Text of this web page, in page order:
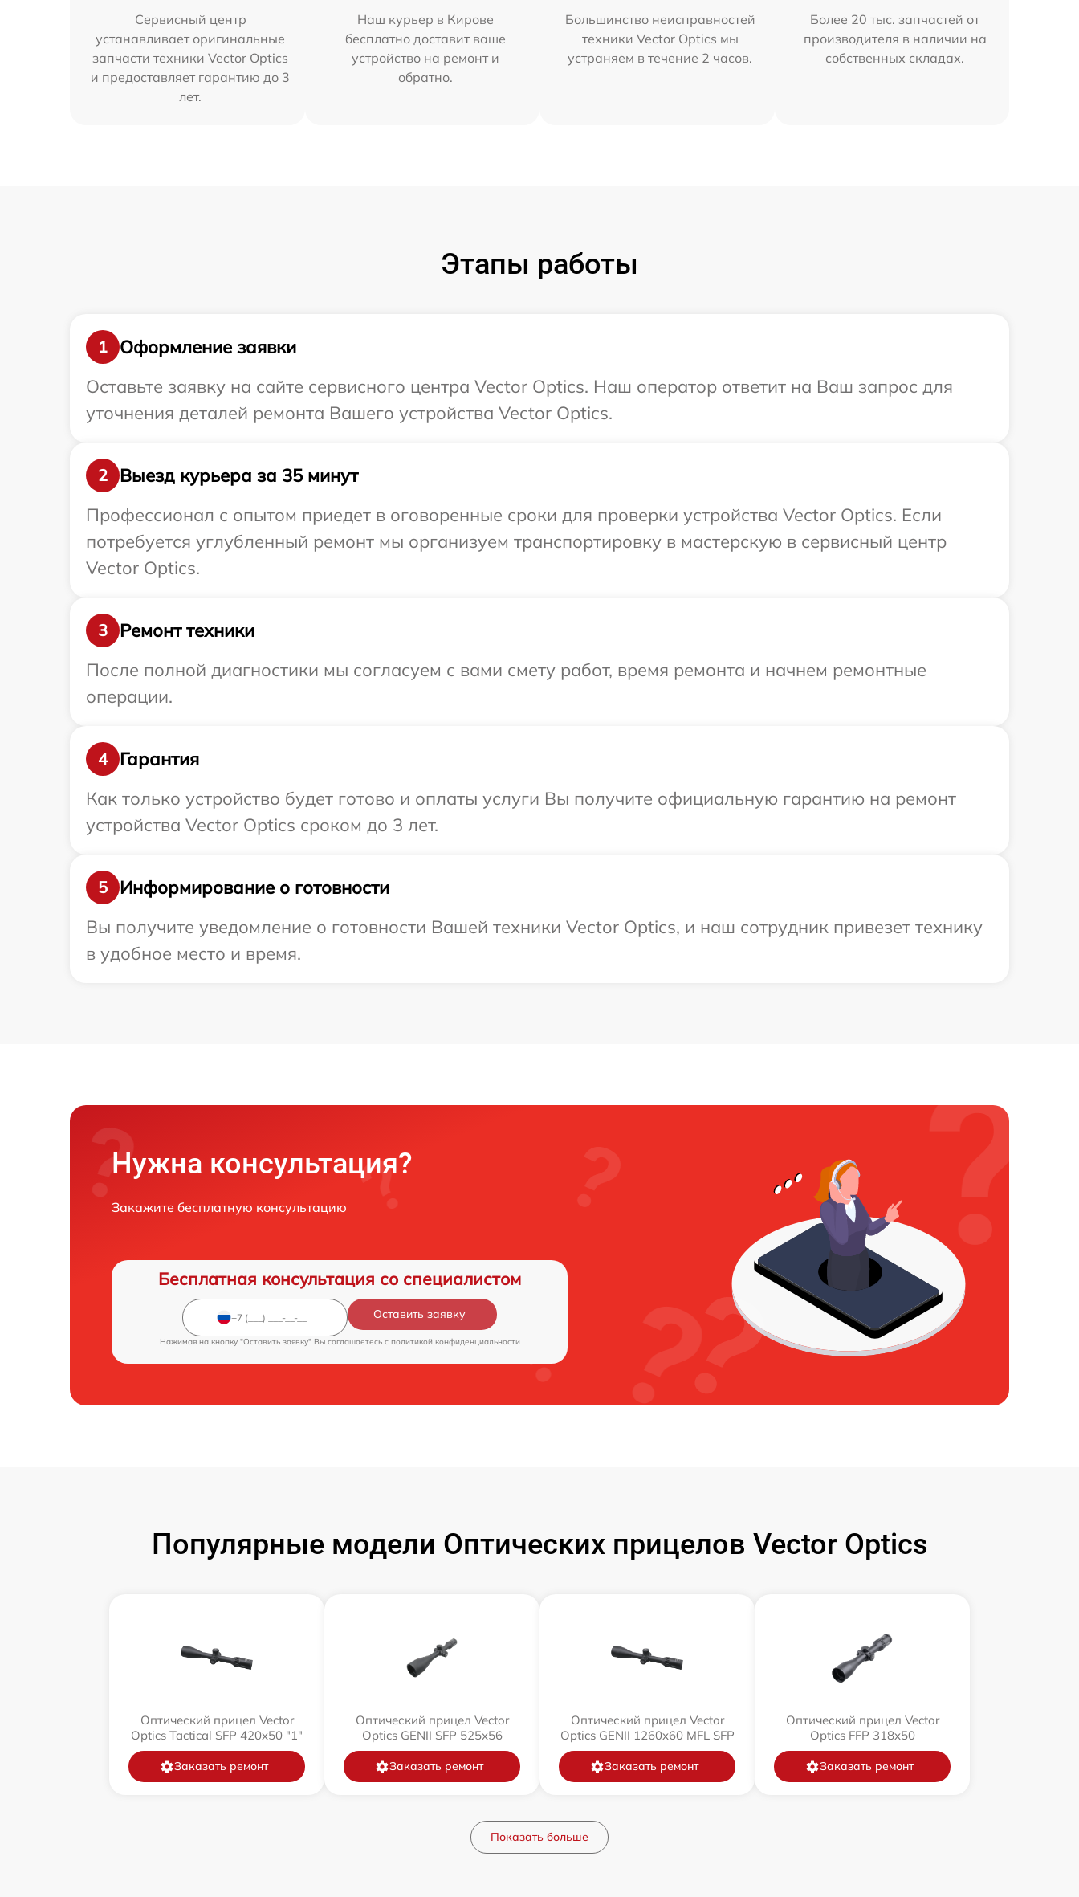
Сервисный центр
устанавливает оригинальные
запчасти техники Vector Optics
и предоставляет гарантию до 3
лет.
Наш курьер в Кирове
бесплатно доставит ваше
устройство на ремонт и
обратно.
Большинство неисправностей
техники Vector Optics мы
устраняем в течение 2 часов.
Более 20 тыс. запчастей от
производителя в наличии на
собственных складах.
Этапы работы
1
Оформление заявки
Оставьте заявку на сайте сервисного центра Vector Optics. Наш оператор ответит на Ваш запрос для
уточнения деталей ремонта Вашего устройства Vector Optics.
2
Выезд курьера за 35 минут
Профессионал с опытом приедет в оговоренные сроки для проверки устройства Vector Optics. Если
потребуется углубленный ремонт мы организуем транспортировку в мастерскую в сервисный центр
Vector Optics.
3
Ремонт техники
После полной диагностики мы согласуем с вами смету работ, время ремонта и начнем ремонтные
операции.
4
Гарантия
Как только устройство будет готово и оплаты услуги Вы получите официальную гарантию на ремонт
устройства Vector Optics сроком до 3 лет.
5
Информирование о готовности
Вы получите уведомление о готовности Вашей техники Vector Optics, и наш сотрудник привезет технику
в удобное место и время.
Нужна консультация?
Закажите бесплатную консультацию
Бесплатная консультация со специалистом
Оставить заявку
Нажимая на кнопку "Оставить заявку" Вы соглашаетесь c политикой конфиденциальности
Популярные модели Оптических прицелов Vector Optics
Оптический прицел Vector
Optics Tactical SFP 420x50 "1"
Заказать ремонт
Оптический прицел Vector
Optics GENII SFP 525x56
Заказать ремонт
Оптический прицел Vector
Optics GENII 1260x60 MFL SFP
Заказать ремонт
Оптический прицел Vector
Optics FFP 318x50
Заказать ремонт
Показать больше